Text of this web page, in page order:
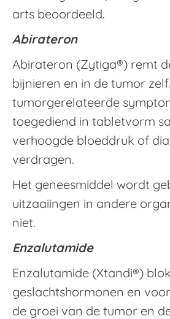
arts beoordeeld.
Abirateron
Abirateron (Zytiga®) remt
bijnieren en in de tumor
tumorgerelateerde
toegediend in tabletvorm
verhoogde bloeddruk of
verdragen.
Het geneesmiddel wordt
uitzaaiingen in andere
niet.
Enzalutamide
Enzalutamide (Xtandi®)
geslachtshormonen en
de groei van de tumor en